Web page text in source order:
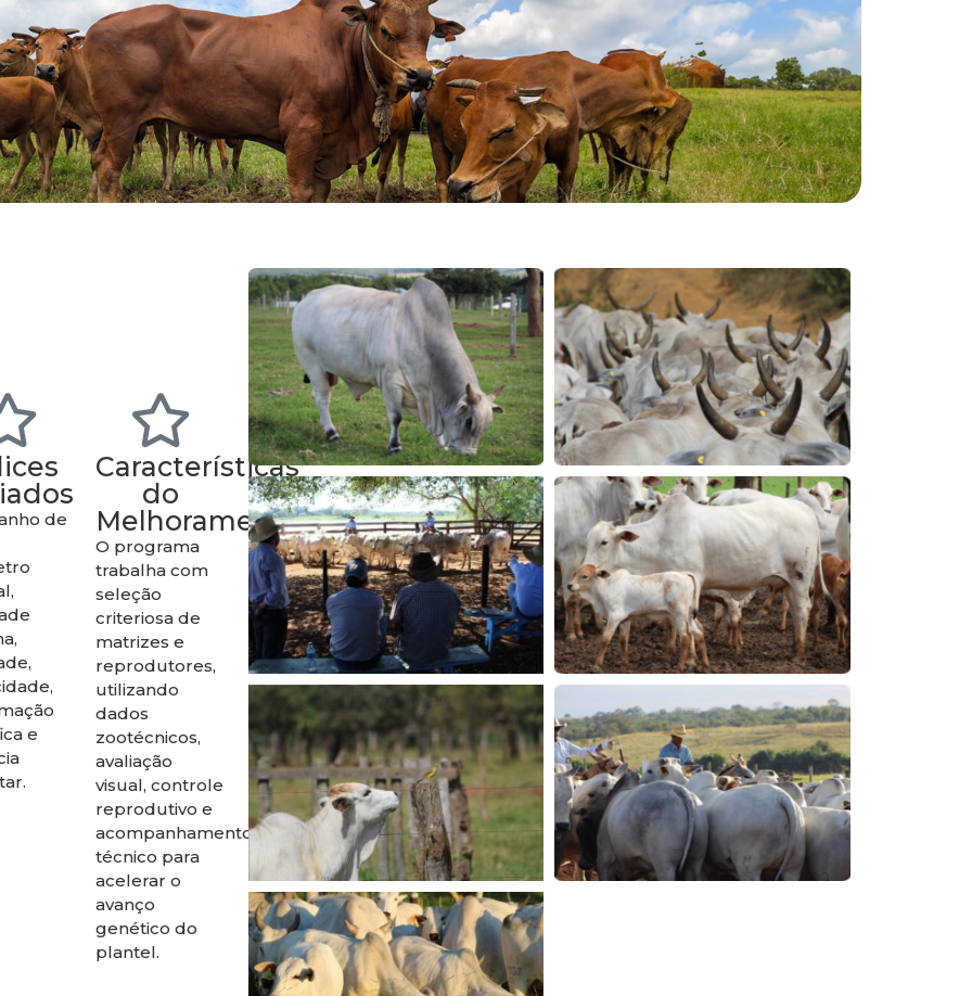
de
e
Características
do
Melhoramento
O programa
trabalha com
seleção
criteriosa de
matrizes e
reprodutores,
utilizando
dados
zootécnicos,
avaliação
visual, controle
reprodutivo e
acompanhamento
técnico para
acelerar o
avanço
genético do
plantel.